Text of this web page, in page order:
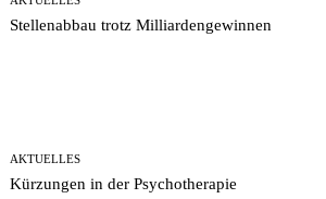
Stellenabbau trotz Milliardengewinnen
AKTUELLES
Kürzungen in der Psychotherapie